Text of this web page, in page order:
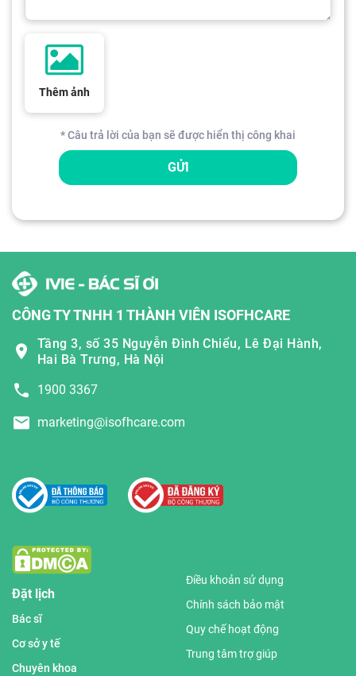
Thêm ảnh
* Câu trả lời của bạn sẽ được hiển thị công khai
GỬI
CÔNG TY TNHH 1 THÀNH VIÊN ISOFHCARE
Tầng 3, số 35 Nguyễn Đình Chiểu, Lê Đại Hành,
Hai Bà Trưng, Hà Nội
1900 3367
marketing@isofhcare.com
Đặt lịch
Bác sĩ
Cơ sở y tế
Chuyên khoa
Điều khoản sử dụng
Chính sách bảo mật
Quy chế hoạt động
Trung tâm trợ giúp